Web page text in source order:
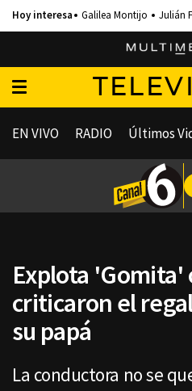
Galilea Montijo Julián
EN VIVO RADIO Últimos
Explota
criticaron el
su papá
La conductora no se